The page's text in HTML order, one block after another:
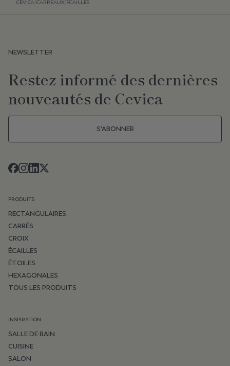
CEVICA/CARREAUX/ÉCAILLES
NEWSLETTER
Restez informé des dernières
nouveautés de Cevica
S'ABONNER
PRODUITS
RECTANGULAIRES
CARRÉS
CROIX
ÉCAILLES
ÉTOILES
HEXAGONALES
TOUS LES PRODUITS
INSPIRATION
SALLE DE BAIN
CUISINE
SALON